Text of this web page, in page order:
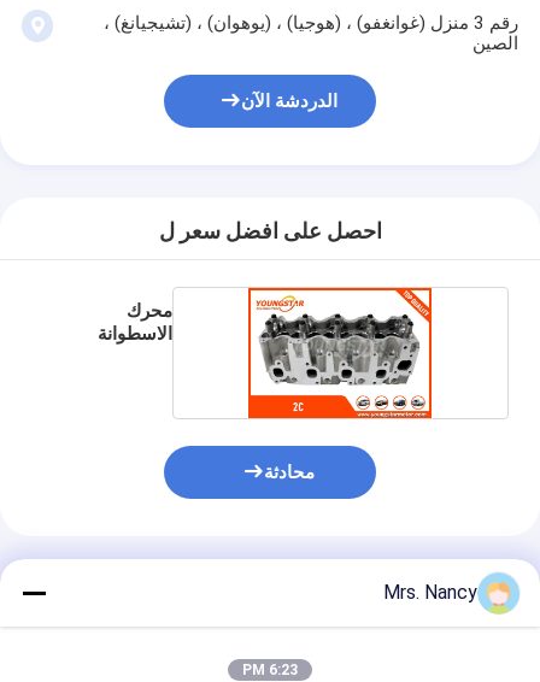
سيارة محرك جزء
رقم 3 منزل (غوانغفو) ، (هوجيا) ، (يوهوان) ، (تشيجيانغ) ،
الصين
الدردشة الآن
احصل على افضل سعر ل
محرك
الاسطوانة
محادثة
المنتجات الموصى بها
Mrs. Nancy
6:23 PM